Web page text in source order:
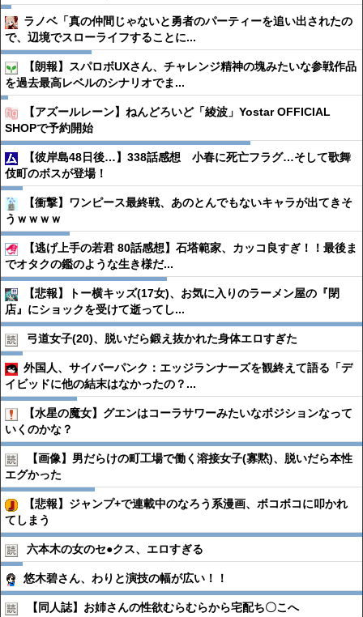
ラノベ「真の仲間じゃないと勇者のパーティーを追い出されたの
で、辺境でスローライフすることに...
【朗報】スパロボUXさん、チャレンジ精神の塊みたいな参戦作品
を過去最高レベルのシナリオでま...
【アズールレーン】ねんどろいど「綾波」Yostar OFFICIAL
SHOPで予約開始
【彼岸島48日後…】338話感想 小春に死亡フラグ…そして歌舞
伎町のボスが登場！
【衝撃】ワンピース最終戦、あのとんでもないキャラが出てきそ
うｗｗｗｗ
【逃げ上手の若君 80話感想】石塔範家、カッコ良すぎ！！最後ま
でオタクの鑑のような生き様だ...
【悲報】トー横キッズ(17女)、お気に入りのラーメン屋の『閉
店』にショックを受けて逝ってし...
弓道女子(20)、脱いだら鍛え抜かれた身体エロすぎた
外国人、サイバーパンク：エッジランナーズを観終えて語る「デ
イビッドに他の結末はなかったの？...
【水星の魔女】グエンはコーラサワーみたいなポジションなって
いくのかな？
【画像】男だらけの町工場で働く溶接女子(寡黙)、脱いだら本性
エグかった
【悲報】ジャンプ+で連載中のなろう系漫画、ボコボコに叩かれ
てしまう
六本木の女のセ●︎クス、エロすぎる
悠木碧さん、わりと演技の幅が広い！！
【同人誌】お姉さんの性欲むらむらから宅配ち〇こへ